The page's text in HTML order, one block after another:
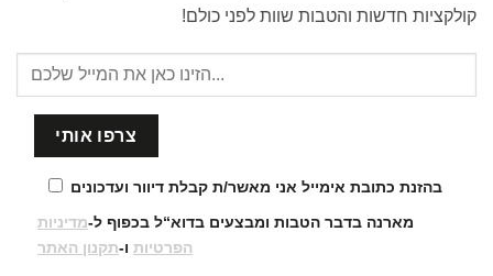
קולקציות חדשות והטבות שוות לפני כולם!
בהזנת כתובת אימייל אני מאשר/ת קבלת דיוור ועדכונים
מארנה בדבר הטבות ומבצעים בדוא“ל בכפוף ל-מדיניות
הפרטיותו-תקנון האתר